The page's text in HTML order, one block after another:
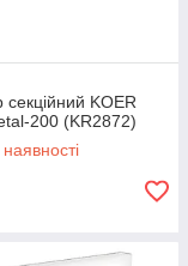
секційний KOER
200 (KR2872)